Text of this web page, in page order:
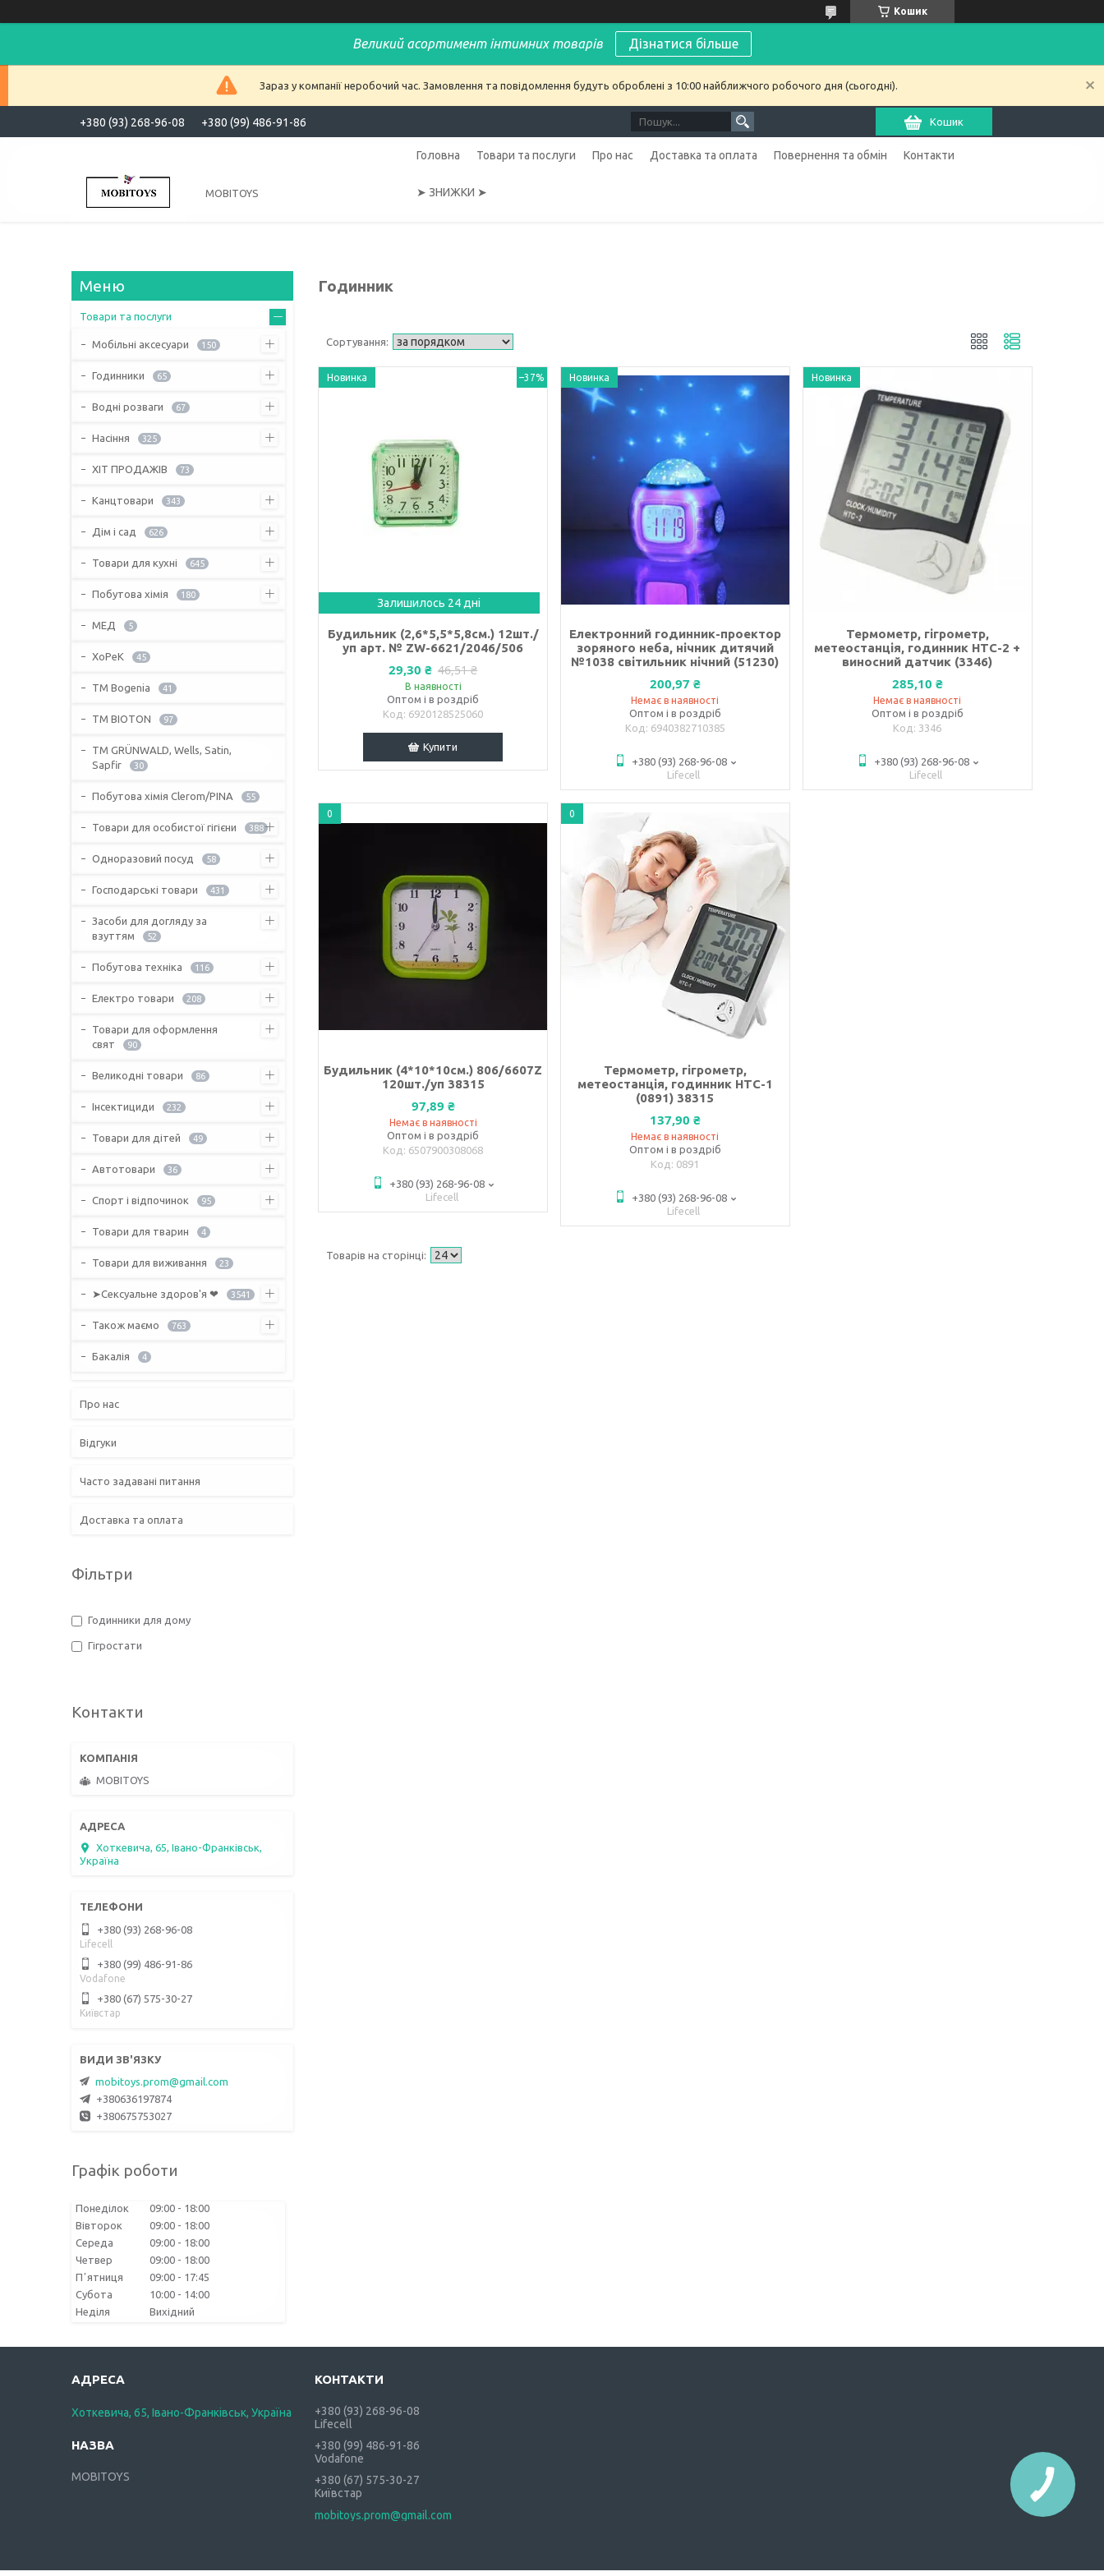
Кошик
Великий асортимент інтимних товарів Дізнатися більше
Зараз у компанії неробочий час. Замовлення та повідомлення будуть оброблені з 10:00 найближчого робочого дня (сьогодні).
+380 (93) 268-96-08 +380 (99) 486-91-86 Кошик
MOBITOYS
Головна Товари та послуги Про нас Доставка та оплата Повернення та обмін Контакти
➤ ЗНИЖКИ ➤
Годинник
Новинка –37%
Залишилось 24 дні
Будильник (2,6*5,5*5,8см.) 12шт./
уп арт. № ZW-6621/2046/506
29,30 ₴ 46,51 ₴
В наявності
Оптом і в роздріб
6920128525060
Купити
Новинка
Електронний годинник-проектор
зоряного неба, нічник дитячий
№1038 світильник нічний (51230)
200,97 ₴
Немає в наявності
Оптом і в роздріб
6940382710385
+380 (93) 268-96-08
Lifecell
Новинка
Термометр, гігрометр,
метеостанція, годинник HTC-2 +
виносний датчик (3346)
285,10 ₴
Немає в наявності
Оптом і в роздріб
3346
+380 (93) 268-96-08
Lifecell
0
Будильник (4*10*10см.) 806/6607Z
120шт./уп 38315
97,89 ₴
Немає в наявності
Оптом і в роздріб
6507900308068
+380 (93) 268-96-08
Lifecell
0
Термометр, гігрометр,
метеостанція, годинник HTC-1
(0891) 38315
137,90 ₴
Немає в наявності
Оптом і в роздріб
0891
+380 (93) 268-96-08
Lifecell
Товари та послуги
Мобільні аксесуари 150
Годинники 65
Водні розваги 67
Насіння 325
ХІТ ПРОДАЖІВ 73
Канцтовари 343
Дім і сад 626
Товари для кухні 645
Побутова хімія 180
МЕД 5
ХоРеК 45
ТМ Bogenia 41
ТМ BIOTON 97
ТМ GRÜNWALD, Wells, Satin,
Sapfir
30
Побутова хімія Clerom/PINA 55
Товари для особистої гігієни 388
Одноразовий посуд 58
Господарські товари 431
Засоби для догляду за
взуттям
52
Побутова техніка 116
Електро товари 208
Товари для оформлення
свят
90
Великодні товари 86
Інсектициди 232
Товари для дітей 49
Автотовари 36
Спорт і відпочинок 95
Товари для тварин 4
Товари для виживання 23
➤Сексуальне здоров'я ❤ 3541
Також маємо 763
Бакалія 4
Про нас
Відгуки
Часто задавані питання
Доставка та оплата
Фільтри
Годинники для дому
Гігростати
Контакти
MOBITOYS
Хоткевича, 65, Івано-Франківськ,
Україна
+380 (93) 268-96-08
Lifecell
+380 (99) 486-91-86
Vodafone
+380 (67) 575-30-27
Київстар
mobitoys.prom@gmail.com
+380636197874
+380675753027
Графік роботи
Понеділок 09:00
18:00
Вівторок
09:00
18:00
Середа
09:00
18:00
Четвер
09:00
18:00
Пʼятниця
09:00
17:45
Субота
10:00
14:00
Неділя
Вихідний
Хоткевича, 65, Івано-Франківськ, Україна
MOBITOYS
+380 (93) 268-96-08
Lifecell
+380 (99) 486-91-86
Vodafone
+380 (67) 575-30-27
Київстар
mobitoys.prom@gmail.com